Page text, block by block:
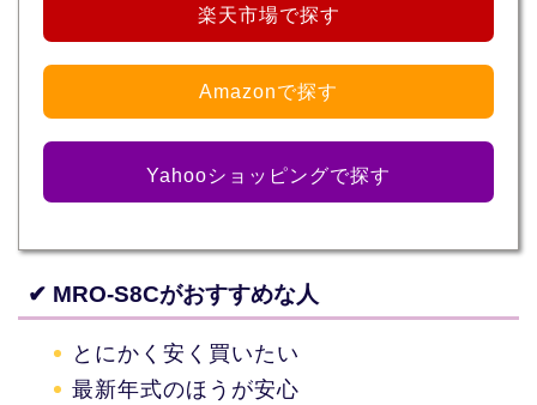
楽天市場で探す
Amazonで探す
Yahooショッピングで探す
✔ MRO-S8Cがおすすめな人
とにかく安く買いたい
最新年式のほうが安心